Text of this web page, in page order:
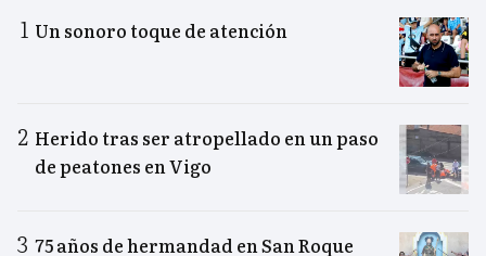
Un sonoro toque de atención
Herido tras ser atropellado en un paso
de peatones en Vigo
75 años de hermandad en San Roque